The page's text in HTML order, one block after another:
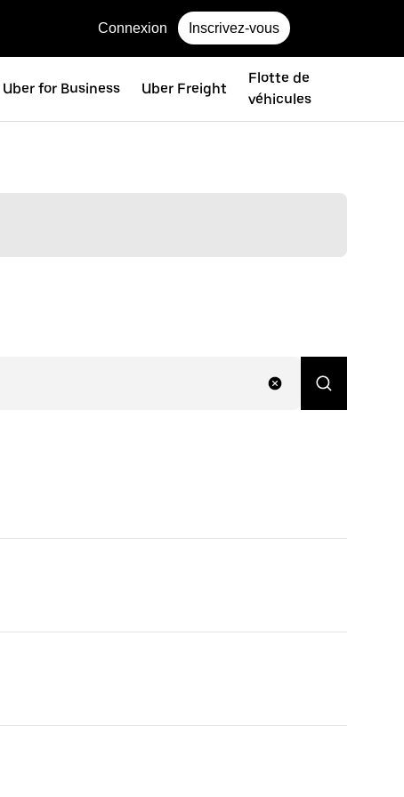
Connexion Inscrivez-vous
Uber for Business Uber Freight
Flotte de
véhicules